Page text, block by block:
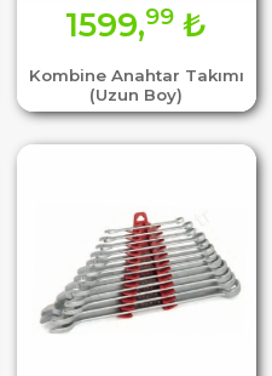
Kombine Anahtar Takımı
(Uzun Boy)
1599,99 ₺